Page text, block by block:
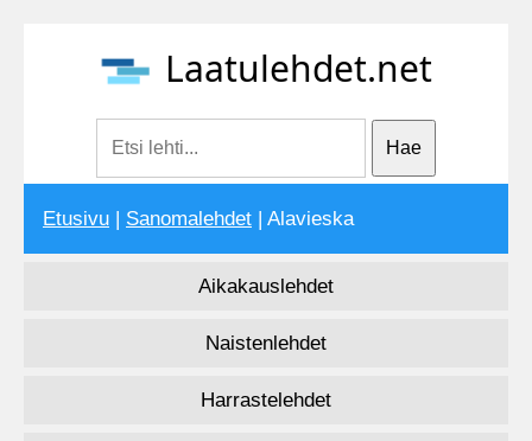
Laatulehdet.net
Etusivu Sanomalehdet | Alavieska
Aikakauslehdet
Naistenlehdet
Harrastelehdet